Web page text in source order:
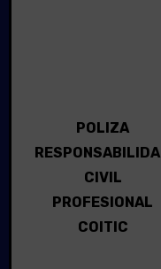
POLIZA
CIVIL
PROFESIONAL
COITIC